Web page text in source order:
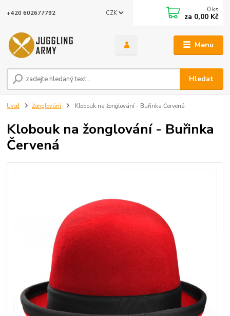
Menu
CZK
Hledat
+420 602677792 0 ks
za 0,00 Kč
Úvod Žonglování Klobouk na žonglování - Buřinka Červená
Klobouk na žonglování - Buřinka
Červená